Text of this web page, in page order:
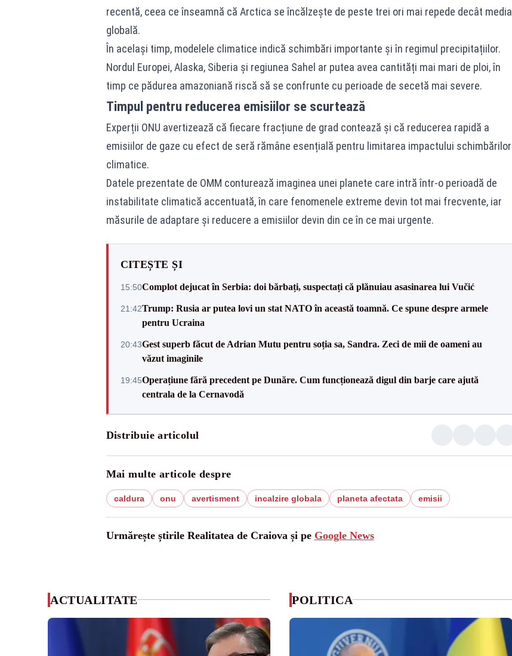
recentă, ceea ce înseamnă că Arctica se încălzește de peste trei ori mai repede decât media
globală.
În același timp, modelele climatice indică schimbări importante și în regimul precipitațiilor.
Nordul Europei, Alaska, Siberia și regiunea Sahel ar putea avea cantități mai mari de ploi, în
timp ce pădurea amazoniană riscă să se confrunte cu perioade de secetă mai severe.
Timpul pentru reducerea emisiilor se scurtează
Experții ONU avertizează că fiecare fracțiune de grad contează și că reducerea rapidă a
emisiilor de gaze cu efect de seră rămâne esențială pentru limitarea impactului schimbărilor
climatice.
Datele prezentate de OMM conturează imaginea unei planete care intră într-o perioadă de
instabilitate climatică accentuată, în care fenomenele extreme devin tot mai frecvente, iar
măsurile de adaptare și reducere a emisiilor devin din ce în ce mai urgente.
CITEȘTE ȘI
15:50Complot dejucat în Serbia: doi bărbați, suspectați că plănuiau asasinarea lui Vučić
21:42Trump: Rusia ar putea lovi un stat NATO în această toamnă. Ce spune despre armele
pentru Ucraina
20:43Gest superb făcut de Adrian Mutu pentru soția sa, Sandra. Zeci de mii de oameni au
văzut imaginile
19:45Operațiune fără precedent pe Dunăre. Cum funcționează digul din barje care ajută
centrala de la Cernavodă
Distribuie articolul
Mai multe articole despre
caldura onu avertisment incalzire globala planeta afectata emisii
Urmărește știrile Realitatea de Craiova și pe Google News
ACTUALITATE POLITICA